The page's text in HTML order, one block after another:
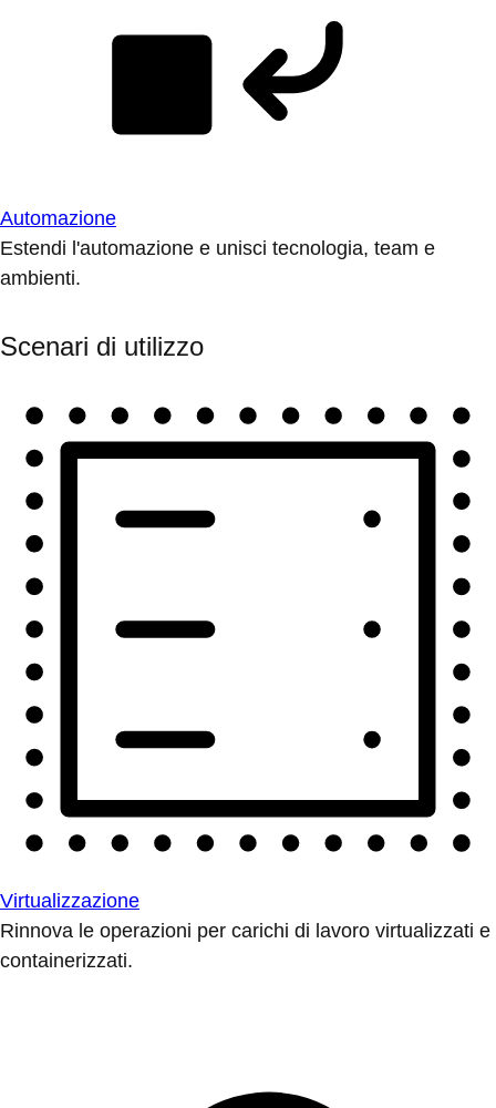
Automazione
Estendi l'automazione e unisci tecnologia, team e
ambienti.
Scenari di utilizzo
Virtualizzazione
Rinnova le operazioni per carichi di lavoro virtualizzati e
containerizzati.